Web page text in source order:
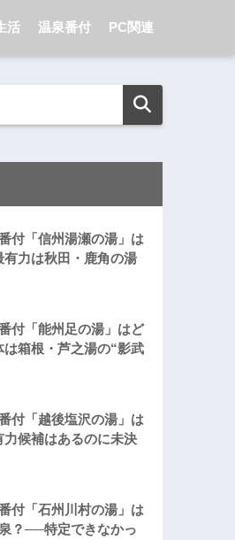
活 温泉番付 PC関連
付「信州湯瀬の湯」は
力は秋田・鹿角の湯
付「能州足の湯」はど
箱根・芦之湯の“影武
付「越後塩沢の湯」は
候補はあるのに未決
付「石州川村の湯」は
？──特定できなかっ